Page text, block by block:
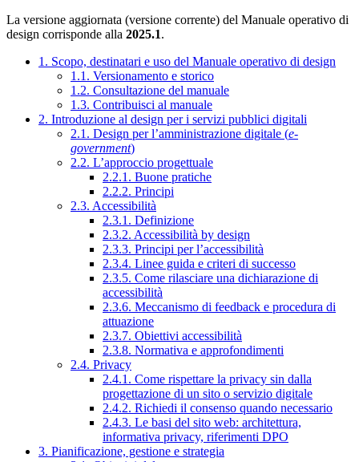
La versione aggiornata (versione corrente) del Manuale operativo di
design corrisponde alla 2025.1.
1. Scopo, destinatari e uso del Manuale operativo di design
1.1. Versionamento e storico
1.2. Consultazione del manuale
1.3. Contribuisci al manuale
2. Introduzione al design per i servizi pubblici digitali
2.1. Design per l’amministrazione digitale (e-
government)
2.2. L’approccio progettuale
2.2.1. Buone pratiche
2.2.2. Principi
2.3. Accessibilità
2.3.1. Definizione
2.3.2. Accessibilità by design
2.3.3. Principi per l’accessibilità
2.3.4. Linee guida e criteri di successo
2.3.5. Come rilasciare una dichiarazione di
accessibilità
2.3.6. Meccanismo di feedback e procedura di
attuazione
2.3.7. Obiettivi accessibilità
2.3.8. Normativa e approfondimenti
2.4. Privacy
2.4.1. Come rispettare la privacy sin dalla
progettazione di un sito o servizio digitale
2.4.2. Richiedi il consenso quando necessario
2.4.3. Le basi del sito web: architettura,
informativa privacy, riferimenti DPO
3. Pianificazione, gestione e strategia